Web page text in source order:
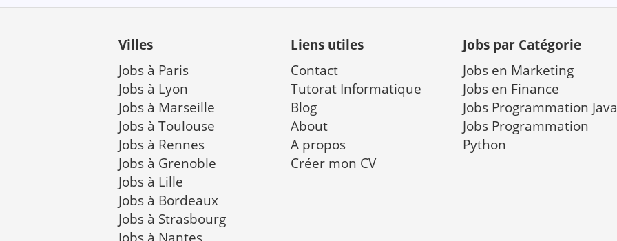
Villes
Jobs à Paris
Jobs à Lyon
Jobs à Marseille
Jobs à Toulouse
Jobs à Rennes
Jobs à Grenoble
Jobs à Lille
Jobs à Bordeaux
Jobs à Strasbourg
Jobs à Nantes
Liens utiles
Contact
Tutorat Informatique
Blog
About
A propos
Créer mon CV
Jobs par Catégorie
Jobs en Marketing
Jobs en Finance
Jobs Programmation Java
Jobs Programmation
Python